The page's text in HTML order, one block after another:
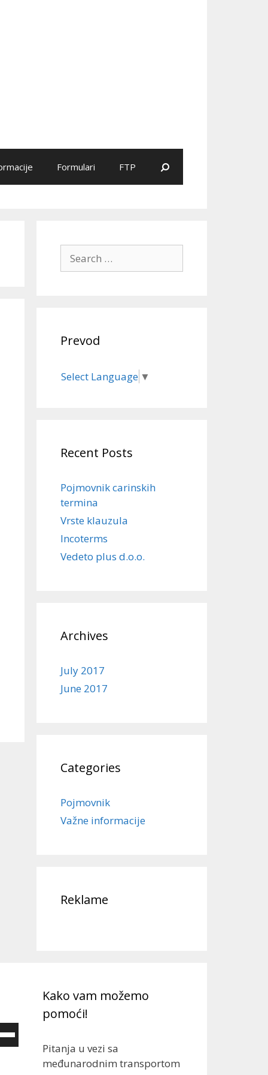
Formulari FTP
Prevod
Select Language ▼
Recent Posts
Pojmovnik carinskih
termina
Vrste klauzula
Incoterms
Vedeto plus d.o.o.
Archives
July 2017
June 2017
Categories
Pojmovnik
Važne informacije
Reklame
Kako vam možemo
pomoći!
Pitanja u vezi sa
međunarodnim transportom